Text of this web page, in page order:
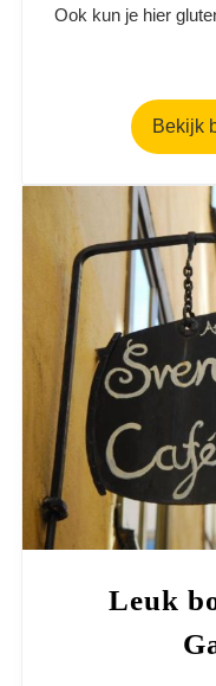
Ook kun je hier
Bekijk
Leuk